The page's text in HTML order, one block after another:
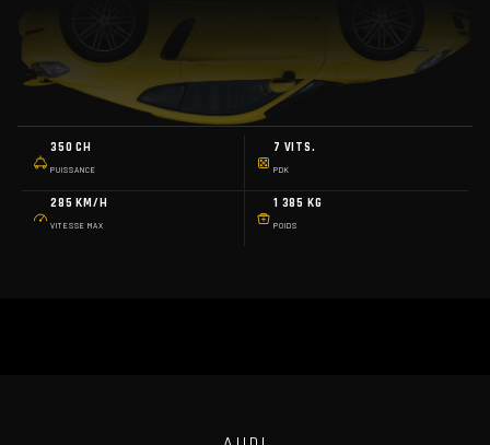
350 CH
PUISSANCE
7 VITS.
PDK
285 KM/H
VITESSE MAX
1 385 KG
POIDS